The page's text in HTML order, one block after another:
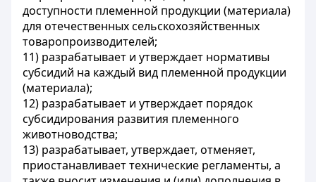
доступности племенной продукции (материала)
для отечественных сельскохозяйственных
товаропроизводителей;
11) разрабатывает и утверждает нормативы
субсидий на каждый вид племенной продукции
(материала);
12) разрабатывает и утверждает порядок
субсидирования развития племенного
животноводства;
13) разрабатывает, утверждает, отменяет,
приостанавливает технические регламенты, а